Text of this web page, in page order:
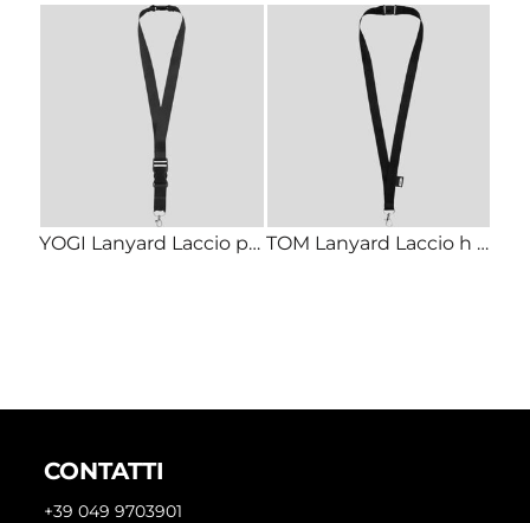
YOGI Lanyard Laccio porta badge in poliestere h 2,5 cm con sgancio di sicureza e fibbia staccabile TOM Lanyard Laccio h 2cm in PET riciclato con sgancio di sicurezza e moschettone
CONTATTI
+39 049 9703901